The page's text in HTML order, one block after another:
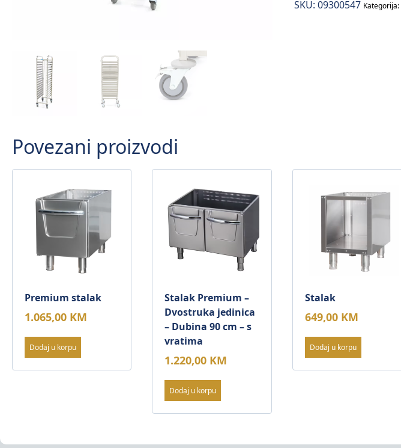
količina
SKU: 09300547 Kategorija:
Povezani proizvodi
Premium stalak
1.065,00 KM
Dodaj u korpu
Stalak Premium –
Dvostruka jedinica
– Dubina 90 cm – s
vratima
1.220,00 KM
Dodaj u korpu
Stalak
649,00 KM
Dodaj u korpu